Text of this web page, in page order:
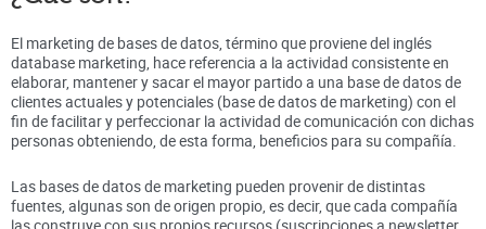
El marketing de bases de datos, término que proviene del inglés
database marketing, hace referencia a la actividad consistente en
elaborar, mantener y sacar el mayor partido a una base de datos de
clientes actuales y potenciales (base de datos de marketing) con el
fin de facilitar y perfeccionar la actividad de comunicación con dichas
personas obteniendo, de esta forma, beneficios para su compañía.
Las bases de datos de marketing pueden provenir de distintas
fuentes, algunas son de origen propio, es decir, que cada compañía